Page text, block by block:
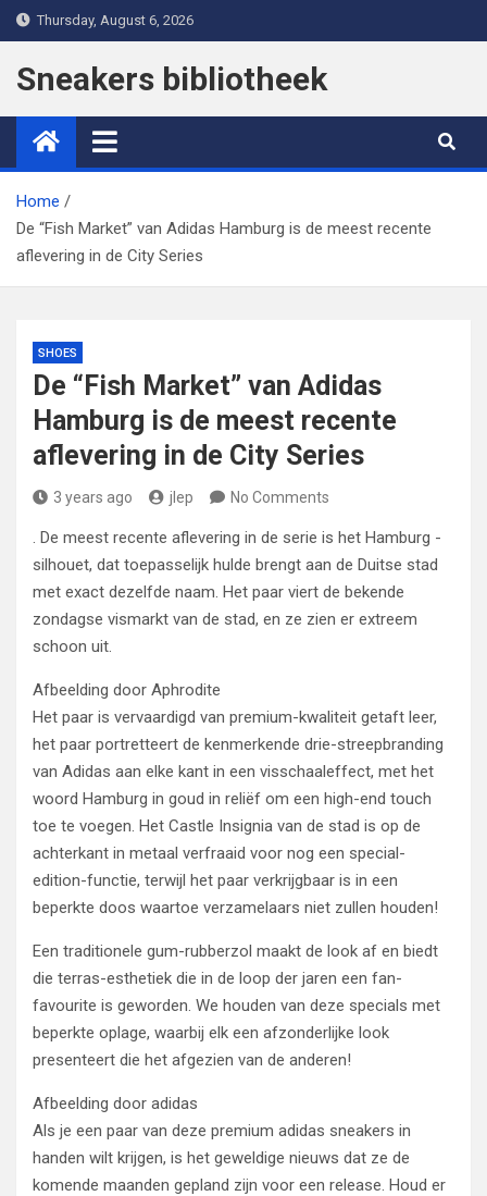
Skip
to
content
Thursday, August 6, 2026
Sneakers bibliotheek
Home
De “Fish Market” van Adidas Hamburg is de meest recente
aflevering in de City Series
SHOES
De “Fish Market” van Adidas
Hamburg is de meest recente
aflevering in de City Series
3 years ago jlep No Comments
. De meest recente aflevering in de serie is het Hamburg -
silhouet, dat toepasselijk hulde brengt aan de Duitse stad
met exact dezelfde naam. Het paar viert de bekende
zondagse vismarkt van de stad, en ze zien er extreem
schoon uit.
Afbeelding door Aphrodite
Het paar is vervaardigd van premium-kwaliteit getaft leer,
het paar portretteert de kenmerkende drie-streepbranding
van Adidas aan elke kant in een visschaaleffect, met het
woord Hamburg in goud in reliëf om een ​​high-end touch
toe te voegen. Het Castle Insignia van de stad is op de
achterkant in metaal verfraaid voor nog een special-
edition-functie, terwijl het paar verkrijgbaar is in een
beperkte doos waartoe verzamelaars niet zullen houden!
Een traditionele gum-rubberzol maakt de look af en biedt
die terras-esthetiek die in de loop der jaren een fan-
favourite is geworden. We houden van deze specials met
beperkte oplage, waarbij elk een afzonderlijke look
presenteert die het afgezien van de anderen!
Afbeelding door adidas
Als je een paar van deze premium adidas sneakers in
handen wilt krijgen, is het geweldige nieuws dat ze de
komende maanden gepland zijn voor een release. Houd er